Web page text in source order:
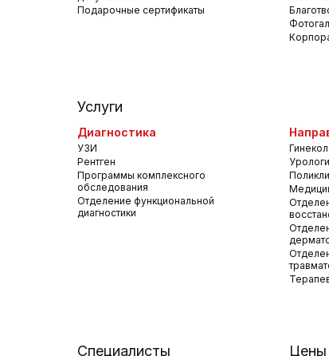
Подарочные сертификаты
Услуги
Диагностика
УЗИ
Рентген
Программы комплексного
обследования
Отделение функциональной
диагностики
Специалисты Цены